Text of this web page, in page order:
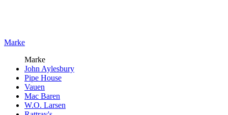
Marke
Marke
John Aylesbury
Pipe House
Vauen
Mac Baren
W.O. Larsen